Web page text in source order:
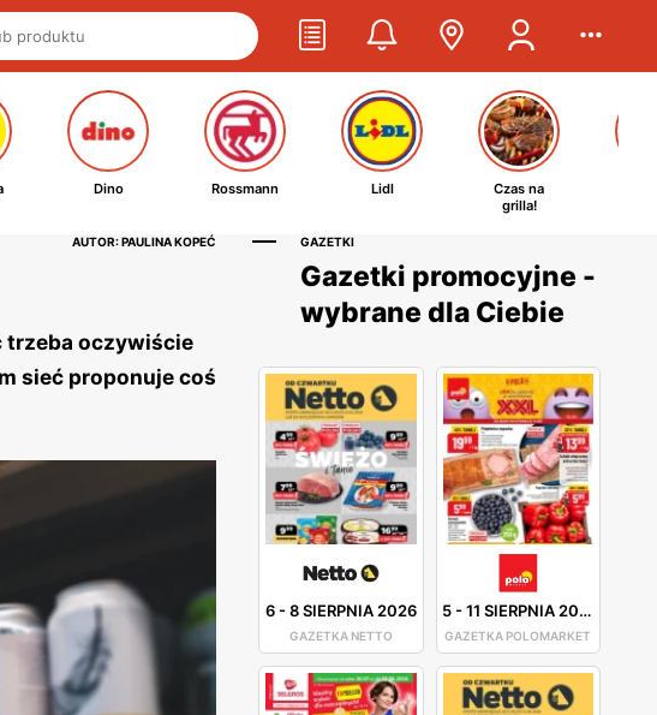
Dino Rossmann Lidl
Czas na
grilla!
AUTOR: PAULINA KOPEĆ
trzeba oczywiście
sieć proponuje coś
GAZETKI
Gazetki promocyjne -
wybrane dla Ciebie
6-8 SIERPNIA 2026
GAZETKA NETTO
5-11 SIERPNIA 2026
GAZETKA POLOMARKET